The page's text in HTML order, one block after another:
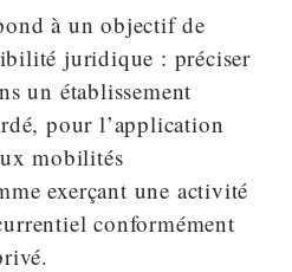
à un objectif de
juridique : préciser
un établissement
pour l’application
mobilités
exerçant une activité
conformément